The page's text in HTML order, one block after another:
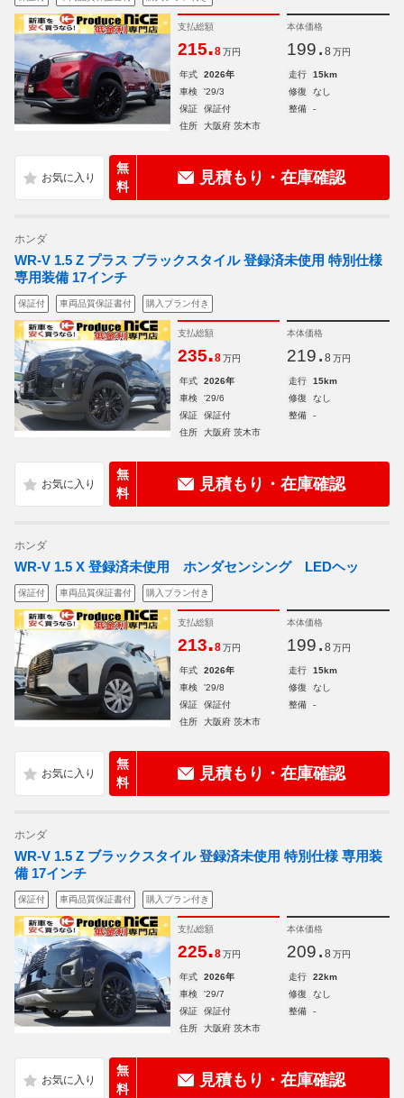
支払総額
215.8 万円
本体価格
199. 8 万円
年式 2026年 走行
15km
車検
'29/3 修復
なし
保証
保証付 整備
-
住所
大阪府 茨木市
無
料
見積もり・在庫確認
ホンダ
WR-V 1.5 Z プラス ブラックスタイル 登録済未使用 特別仕様
専用装備 17インチ
保証付 車両品質保証書付 購入プラン付き
支払総額
235.8 万円
本体価格
219. 8 万円
年式 2026年 走行
15km
車検
'29/6 修復
なし
保証
保証付 整備
-
住所
大阪府 茨木市
無
料
見積もり・在庫確認
ホンダ
WR-V 1.5 X 登録済未使用 ホンダセンシング LEDヘッ
保証付 車両品質保証書付 購入プラン付き
支払総額
213.8 万円
本体価格
199. 8 万円
年式 2026年 走行
15km
車検
'29/8 修復
なし
保証
保証付 整備
-
住所
大阪府 茨木市
無
料
見積もり・在庫確認
ホンダ
WR-V 1.5 Z ブラックスタイル 登録済未使用 特別仕様 専用装
備 17インチ
保証付 車両品質保証書付 購入プラン付き
支払総額
225.8 万円
本体価格
209. 8 万円
年式 2026年 走行
22km
車検
'29/7 修復
なし
保証
保証付 整備
-
住所
大阪府 茨木市
無
料
見積もり・在庫確認